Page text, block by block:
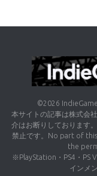
©2026
本サイトの記事は株式会
介はお断りしております
禁止です。No part of
the
※PlayStation・PS4・PS
インメ